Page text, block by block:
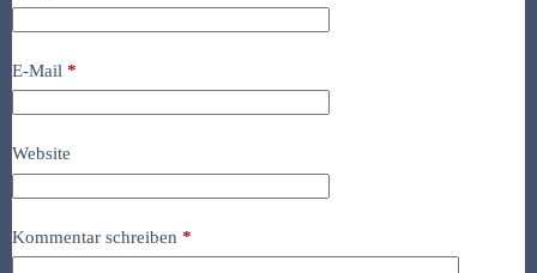
E-Mail *
Website
Kommentar schreiben *